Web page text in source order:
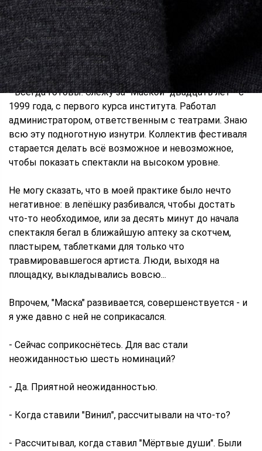
триумфом возвратился из Москвы, была дана пресс-
конференция, на которой рассказали, как непросто
приходилось сибирякам в борьбе вовсе не
творческой: даже декорации исчезали, как будто
строились какие-то интриги... Готовы к такой борьбе?
- Всегда готовы. Слежу за "Маской" двадцать лет - с
1999 года, с первого курса института. Работал
администратором, ответственным с театрами. Знаю
всю эту подноготную изнутри. Коллектив фестиваля
старается делать всё возможное и невозможное,
чтобы показать спектакли на высоком уровне.
Не могу сказать, что в моей практике было нечто
негативное: в лепёшку разбивался, чтобы достать
что-то необходимое, или за десять минут до начала
спектакля бегал в ближайшую аптеку за скотчем,
пластырем, таблетками для только что
травмировавшегося артиста. Люди, выходя на
площадку, выкладывались вовсю...
Впрочем, "Маска" развивается, совершенствуется - и
я уже давно с ней не соприкасался.
- Сейчас соприкоснётесь. Для вас стали
неожиданностью шесть номинаций?
- Да. Приятной неожиданностью.
- Когда ставили "Винил", рассчитывали на что-то?
- Рассчитывал, когда ставил "Мёртвые души". Были